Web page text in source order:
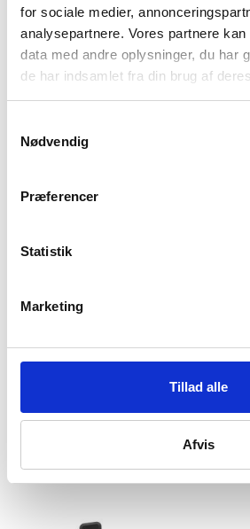
for sociale medier,
analysepartnere. Vores partnere
data med andre oplysninger, du har
de har indsamlet fra din brug af
Nødvendig
Præferencer
Statistik
Marketing
Tillad alle
Afvis
Powerbank – 20.000 mAh –
399kr
mAh
399